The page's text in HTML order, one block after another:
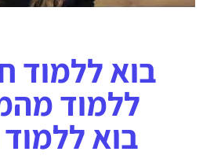
בוא ללמוד
ללמוד
בוא